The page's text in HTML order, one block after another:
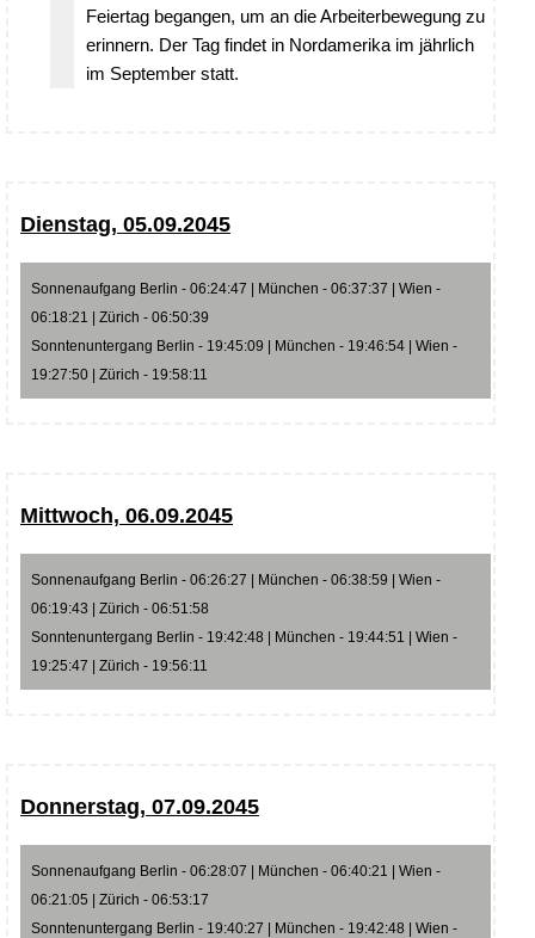
Feiertag begangen, um an die Arbeiterbewegung zu
erinnern. Der Tag findet in Nordamerika im jährlich
im September statt.
Dienstag, 05.09.2045
Sonnenaufgang Berlin - 06:24:47 | München - 06:37:37 | Wien -
06:18:21 | Zürich - 06:50:39
Sonntenuntergang Berlin - 19:45:09 | München - 19:46:54 | Wien -
19:27:50 | Zürich - 19:58:11
Mittwoch, 06.09.2045
Sonnenaufgang Berlin - 06:26:27 | München - 06:38:59 | Wien -
06:19:43 | Zürich - 06:51:58
Sonntenuntergang Berlin - 19:42:48 | München - 19:44:51 | Wien -
19:25:47 | Zürich - 19:56:11
Donnerstag, 07.09.2045
Sonnenaufgang Berlin - 06:28:07 | München - 06:40:21 | Wien -
06:21:05 | Zürich - 06:53:17
Sonntenuntergang Berlin - 19:40:27 | München - 19:42:48 | Wien -